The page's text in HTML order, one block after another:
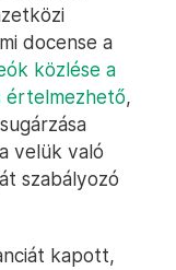
docense a
közlése a
értelmezhető,
velük való
szabályozó
kapott,